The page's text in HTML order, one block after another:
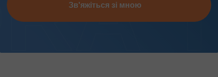
Зв'яжіться зі мною